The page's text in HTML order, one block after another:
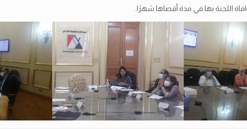
اللجنة بها في مدة أقصاها شهرًا.